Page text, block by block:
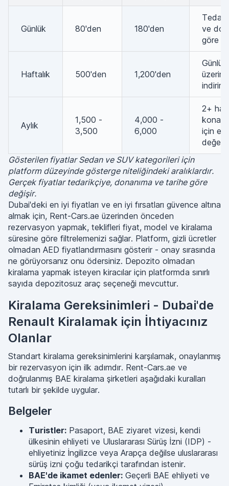
Günlük 80'den 180'den
ve
göre
Haftalık 500'den 1,200'den
indirim
Aylık
1,500 -
3,500
4,000 -
6,000
2+
için en
değer
Gösterilen fiyatlar Sedan ve SUV kategorileri için
platform düzeyinde gösterge niteliğindeki aralıklardır.
Gerçek fiyatlar tedarikçiye, donanıma ve tarihe göre
değişir.
Dubai'deki en iyi fiyatları ve en iyi fırsatları güvence altına
almak için, Rent-Cars.ae üzerinden önceden
rezervasyon yapmak, teklifleri fiyat, model ve kiralama
süresine göre filtrelemenizi sağlar. Platform, gizli ücretler
olmadan AED fiyatlandırmasını gösterir - onay sırasında
ne görüyorsanız onu ödersiniz. Depozito olmadan
kiralama yapmak isteyen kiracılar için platformda sınırlı
sayıda depozitosuz araç seçeneği mevcuttur.
Kiralama Gereksinimleri - Dubai'de
Renault Kiralamak için İhtiyacınız
Olanlar
Standart kiralama gereksinimlerini karşılamak, onaylanmış
bir rezervasyon için ilk adımdır. Rent-Cars.ae ve
doğrulanmış BAE kiralama şirketleri aşağıdaki kuralları
tutarlı bir şekilde uygular.
Belgeler
Turistler: Pasaport, BAE ziyaret vizesi, kendi
ülkesinin ehliyeti ve Uluslararası Sürüş İzni (IDP) -
ehliyetiniz İngilizce veya Arapça değilse uluslararası
sürüş izni çoğu tedarikçi tarafından istenir.
BAE'de ikamet edenler: Geçerli BAE ehliyeti ve